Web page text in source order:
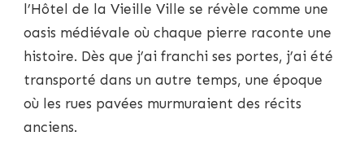
l’Hôtel de la Vieille Ville se révèle comme une
oasis médiévale où chaque pierre raconte une
histoire. Dès que j’ai franchi ses portes, j’ai été
transporté dans un autre temps, une époque
où les rues pavées murmuraient des récits
anciens.